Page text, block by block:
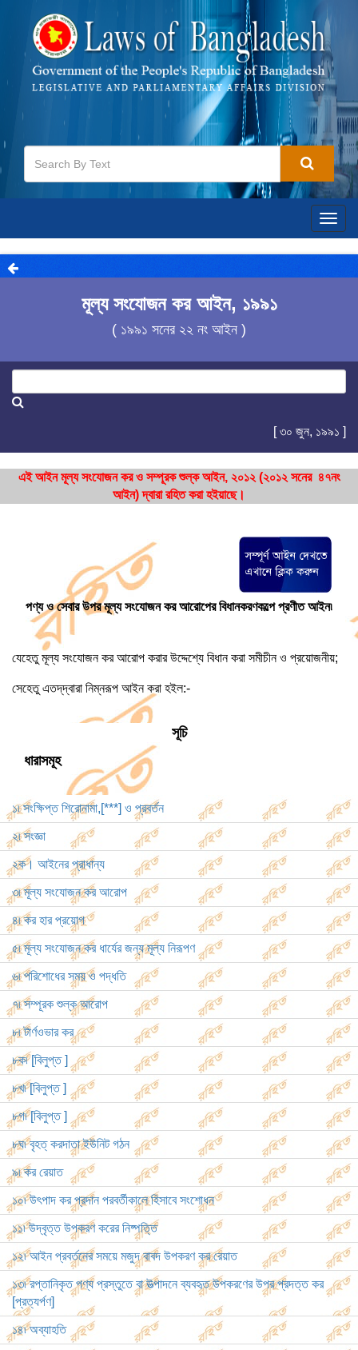
মূল্য সংযোজন কর আইন, ১৯৯১
( ১৯৯১ সনের ২২ নং আইন )
[ ৩০ জুন, ১৯৯১ ]
এই আইন মূল্য সংযোজন কর ও সম্পূরক শুল্ক আইন, ২০১২ (২০১২ সনের ৪৭নং
আইন) দ্বারা রহিত করা হইয়াছে।
পণ্য ও সেবার উপর মূল্য সংযোজন কর আরোপের বিধানকরণকল্পে প্রণীত আইন৷
যেহেতু মূল্য সংযোজন কর আরোপ করার উদ্দেশ্যে বিধান করা সমীচীন ও প্রয়োজনীয়;
সেহেতু এতদ্‌দ্বারা নিম্নরূপ আইন করা হইল:-
সূচি
ধারাসমূহ
১৷ সংক্ষিপ্ত শিরোনামা,[***] ও প্রবর্তন
২৷ সংজ্ঞা
২ক। আইনের প্রাধান্য
৩৷ মূল্য সংযোজন কর আরোপ
৪৷ কর হার প্রয়োগ
৫৷ মূল্য সংযোজন কর ধার্যের জন্য মূল্য নিরূপণ
৬৷ পরিশোধের সময় ও পদ্ধতি
৭৷ সম্পূরক শুল্ক আরোপ
৮৷ টার্ণওভার কর
৮ক৷ [বিলুপ্ত ]
৮খ৷ [বিলুপ্ত ]
৮গ৷ [বিলুপ্ত ]
৮ঘ৷ বৃহত্ করদাতা ইউনিট গঠন
৯৷ কর রেয়াত
১০৷ উৎপাদ কর প্রদান পরবর্তীকালে হিসাবে সংশোধন
১১৷ উদ্বৃত্ত উপকরণ করের নিষ্পত্তি
১২৷ আইন প্রবর্তনের সময়ে মজুদ বাবদ উপকরণ কর রেয়াত
১৩৷ রপ্তানিকৃত পণ্য প্রস্তুতে বা উত্পাদনে ব্যবহৃত উপকরণের উপর প্রদত্ত কর
[প্রত্যর্পণ]
১৪৷ অব্যাহতি